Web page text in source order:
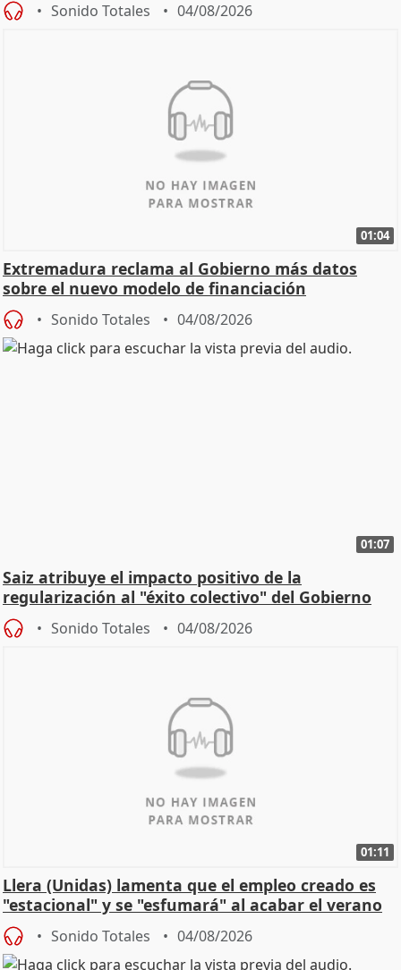
Sonido Totales 04/08/2026
01:04
Extremadura reclama al Gobierno más datos
sobre el nuevo modelo de financiación
Sonido Totales 04/08/2026
01:07
Saiz atribuye el impacto positivo de la
regularización al "éxito colectivo" del Gobierno
Sonido Totales 04/08/2026
01:11
Llera (Unidas) lamenta que el empleo creado es
"estacional" y se "esfumará" al acabar el verano
Sonido Totales 04/08/2026